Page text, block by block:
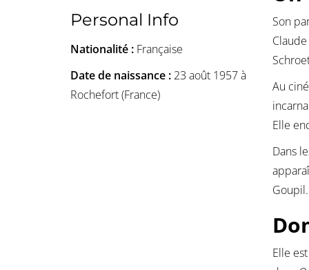
Personal Info
Nationalité : Française
Date de naissance : 23 août 1957 à
Rochefort (France)
Son
Au
Elle
Dans
Elle